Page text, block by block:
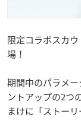
限定コラボスカ
場！
期間中のパラメ
ントアップの2つ
まけに「ストーリ